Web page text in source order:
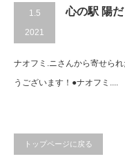
1.5
2021
心の駅 陽
ナオフミ.ニさんから寄せら
うございます！●ナオフミ....
トップページに戻る